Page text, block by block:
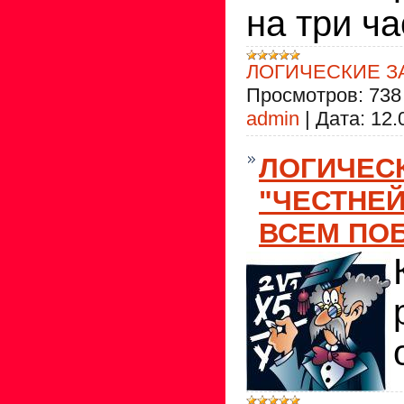
на три
ЛОГИЧЕСКИЕ
Просмотров: 738
admin | Дата:
ВСЕМ